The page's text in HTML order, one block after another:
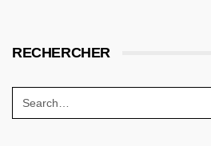
RECHERCHER